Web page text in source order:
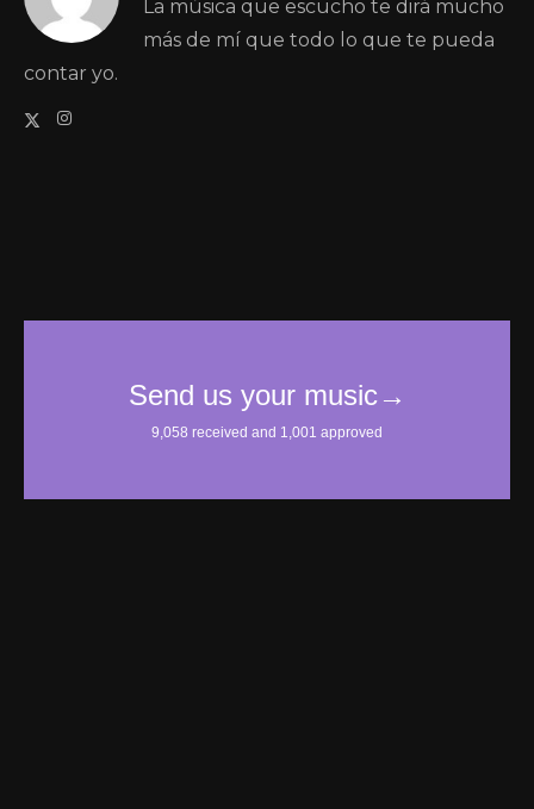
La música que escucho te dirá mucho
más de mí que todo lo que te pueda
contar yo.